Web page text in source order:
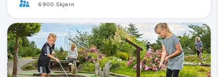
6900 Skjern